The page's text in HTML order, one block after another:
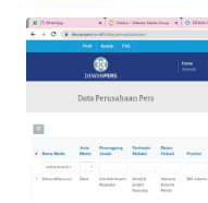
HUKRIM
PERISTIWA